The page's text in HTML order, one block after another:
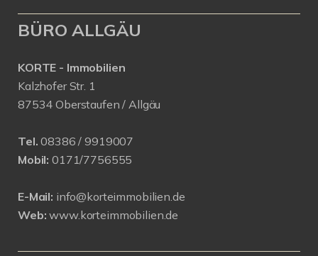
BÜRO ALLGÄU
KORTE - Immobilien
Kalzhofer Str. 1
87534 Oberstaufen / Allgäu
Tel. 08386 / 9919007
Mobil: 0171/7756555
E-Mail: info@korteimmobilien.de
Web: www.korteimmobilien.de